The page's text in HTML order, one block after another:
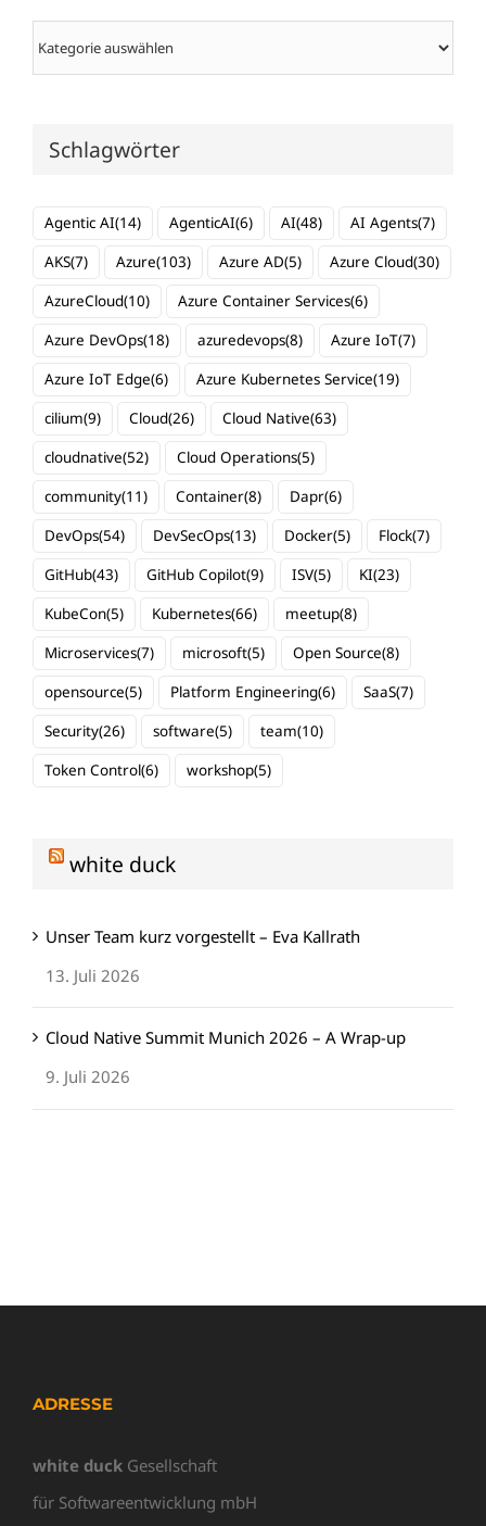
Kategorien
Schlagwörter
Agentic AI(14) AgenticAI(6) AI(48) AI Agents(7)
AKS(7) Azure(103) Azure AD(5) Azure Cloud(30)
AzureCloud(10) Azure Container Services(6)
Azure DevOps(18) azuredevops(8) Azure IoT(7)
Azure IoT Edge(6) Azure Kubernetes Service(19)
cilium(9) Cloud(26) Cloud Native(63)
cloudnative(52) Cloud Operations(5)
community(11) Container(8) Dapr(6)
DevOps(54) DevSecOps(13) Docker(5) Flock(7)
GitHub(43) GitHub Copilot(9) ISV(5) KI(23)
KubeCon(5) Kubernetes(66) meetup(8)
Microservices(7) microsoft(5) Open Source(8)
opensource(5) Platform Engineering(6) SaaS(7)
Security(26) software(5) team(10)
Token Control(6) workshop(5)
white duck
Unser Team kurz vorgestellt – Eva Kallrath
13. Juli 2026
Cloud Native Summit Munich 2026 – A Wrap-up
9. Juli 2026
ADRESSE
white duck Gesellschaft
für Softwareentwicklung mbH